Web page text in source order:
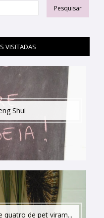
VISITADAS
Shui
quatro de pet viram...